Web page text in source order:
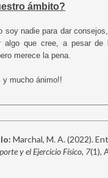
ámbito?
soy nadie para dar
algo que cree, a pesar
merece la pena.
y mucho ánimo!!
Marchal, M. A. (2022).
y el Ejercicio Físico, 7(1),